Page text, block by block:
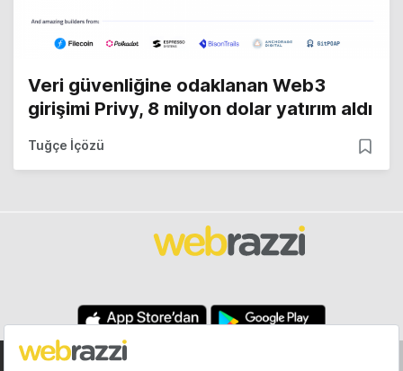
Veri güvenliğine odaklanan Web3
girişimi Privy, 8 milyon dolar yatırım aldı
Tuğçe İçözü